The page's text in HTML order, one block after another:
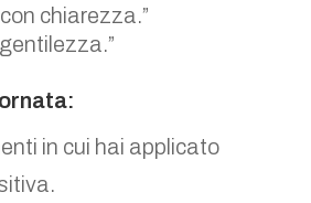
chiarezza.”
in cui hai applicato